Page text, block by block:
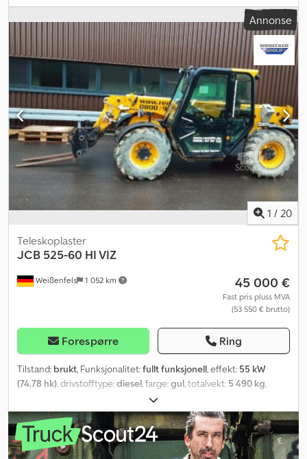
2022, maskin-/kjøretøynummer:2487378, Utstyr:UVV-
sikkerhetskontroll, firehjulsdrift, førerhus, Annonse
1 / 20
Weißenfels 1 052 km
Teleskoplaster
JCB 525-60 HI VIZ
45 000 €
Fast pris pluss MVA
(53 550 € brutto)
Forespørre Ring
Tilstand: brukt, Funksjonalitet:fullt funksjonell, effekt: 55 kW
(74,78 hk), drivstofftype:diesel, farge:gul, totalvekt: 5 490 kg,
, løftehøyde:
maskin-/kjøretøynummer:2486748, Utstyr:UVV-
sikkerhetskontroll, førerhus,